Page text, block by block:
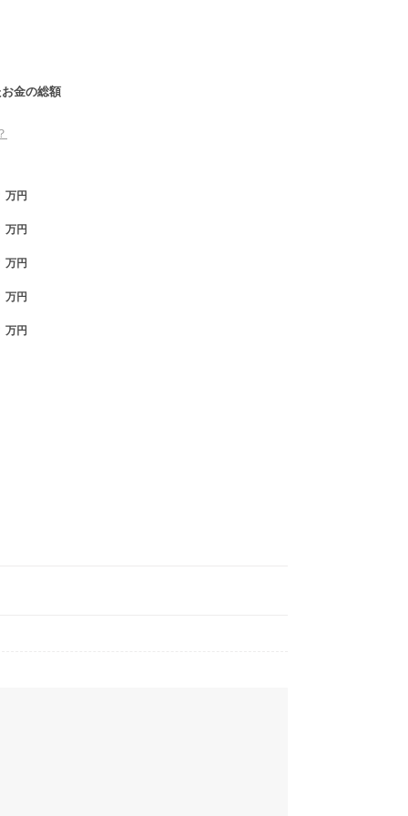
金の総額
万円
万円
万円
万円
万円